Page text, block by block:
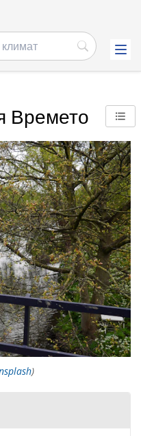
Времето
)